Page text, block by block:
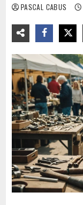
PASCAL CABUS